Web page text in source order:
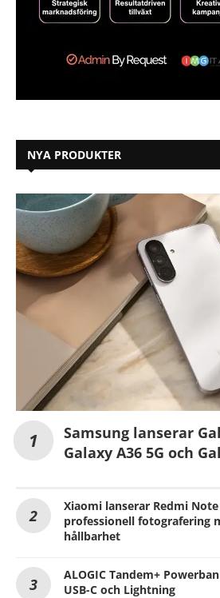
NYA PRODUKTER
Samsung lanserar
Galaxy A36 5G och
Xiaomi lanserar Redmi
professionell fotografering
hållbarhet
ALOGIC Tandem+
USB-C och Lightning